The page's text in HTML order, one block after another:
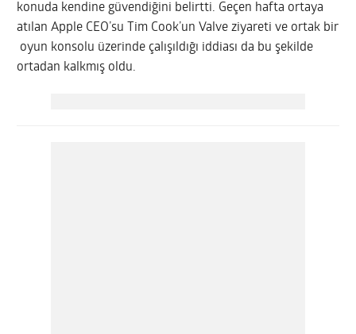
konuda kendine güvendiğini belirtti. Geçen hafta ortaya
atılan Apple CEO’su Tim Cook’un Valve ziyareti ve ortak bir
oyun konsolu üzerinde çalışıldığı iddiası da bu şekilde
ortadan kalkmış oldu.